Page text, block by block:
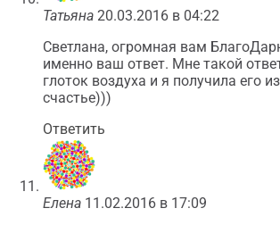
Татьяна 20.03.2016 в 04:22
Светлана, огромная вам
именно ваш ответ. Мне такой
глоток воздуха и я получила его
счастье)))
Ответить
Елена 11.02.2016 в 17:09